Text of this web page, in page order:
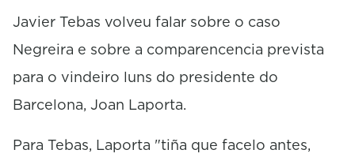
o
d
Javier Tebas volveu falar sobre o caso
Negreira e sobre a comparencencia prevista
para o vindeiro luns do presidente do
Barcelona, Joan Laporta.
Para Tebas, Laporta "tiña que facelo antes,